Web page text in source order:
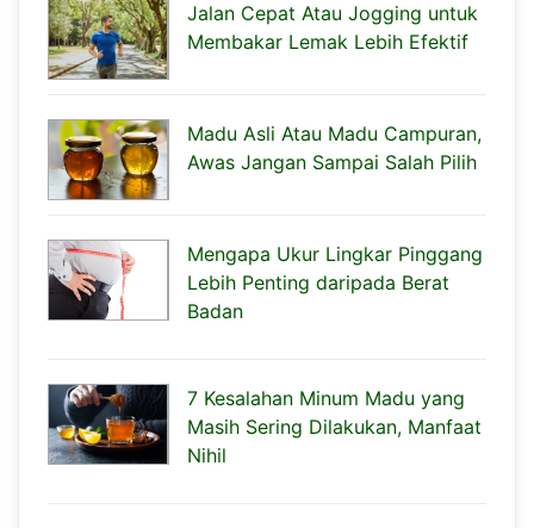
Jalan Cepat Atau Jogging untuk
Membakar Lemak Lebih Efektif
Madu Asli Atau Madu Campuran,
Awas Jangan Sampai Salah Pilih
Mengapa Ukur Lingkar Pinggang
Lebih Penting daripada Berat
Badan
7 Kesalahan Minum Madu yang
Masih Sering Dilakukan, Manfaat
Nihil